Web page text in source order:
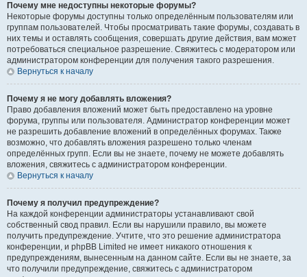
Почему мне недоступны некоторые форумы?
Некоторые форумы доступны только определённым пользователям или
группам пользователей. Чтобы просматривать такие форумы, создавать в
них темы и оставлять сообщения, совершать другие действия, вам может
потребоваться специальное разрешение. Свяжитесь с модератором или
администратором конференции для получения такого разрешения.
Вернуться к началу
Почему я не могу добавлять вложения?
Право добавления вложений может быть предоставлено на уровне
форума, группы или пользователя. Администратор конференции может
не разрешить добавление вложений в определённых форумах. Также
возможно, что добавлять вложения разрешено только членам
определённых групп. Если вы не знаете, почему не можете добавлять
вложения, свяжитесь с администратором конференции.
Вернуться к началу
Почему я получил предупреждение?
На каждой конференции администраторы устанавливают свой
собственный свод правил. Если вы нарушили правило, вы можете
получить предупреждение. Учтите, что это решение администратора
конференции, и phpBB Limited не имеет никакого отношения к
предупреждениям, вынесенным на данном сайте. Если вы не знаете, за
что получили предупреждение, свяжитесь с администратором